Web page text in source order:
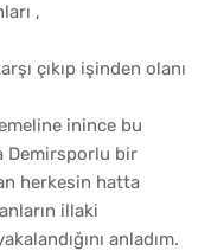
,
çıkıp işinden olanı
inince bu
Demirsporlu bir
herkesin hatta
illaki
anladım.